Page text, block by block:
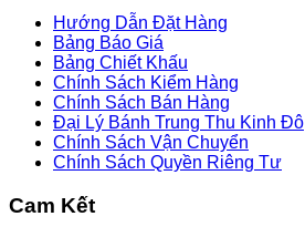
Hướng Dẫn Đặt Hàng
Bảng Báo Giá
Bảng Chiết Khấu
Chính Sách Kiểm Hàng
Chính Sách Bán Hàng
Đại Lý Bánh Trung Thu Kinh Đô
Chính Sách Vận Chuyển
Chính Sách Quyền Riêng Tư
Cam Kết